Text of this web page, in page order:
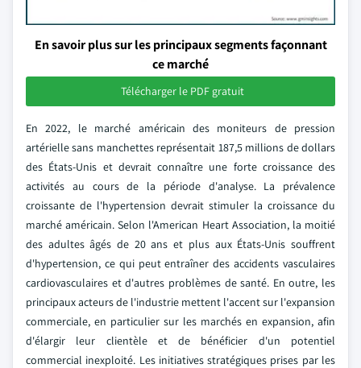
En savoir plus sur les principaux segments façonnant
ce marché
Télécharger le PDF gratuit
En 2022, le marché américain des moniteurs de pression
artérielle sans manchettes représentait 187,5 millions de dollars
des États-Unis et devrait connaître une forte croissance des
activités au cours de la période d'analyse. La prévalence
croissante de l'hypertension devrait stimuler la croissance du
marché américain. Selon l'American Heart Association, la moitié
des adultes âgés de 20 ans et plus aux États-Unis souffrent
d'hypertension, ce qui peut entraîner des accidents vasculaires
cardiovasculaires et d'autres problèmes de santé. En outre, les
principaux acteurs de l'industrie mettent l'accent sur l'expansion
commerciale, en particulier sur les marchés en expansion, afin
d'élargir leur clientèle et de bénéficier d'un potentiel
commercial inexploité. Les initiatives stratégiques prises par les